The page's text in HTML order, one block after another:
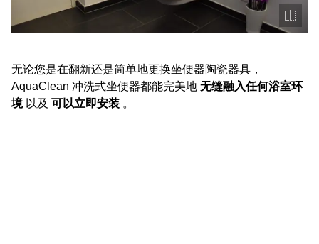
无论您是在翻新还是简单地更换坐便器陶瓷器具，
AquaClean 冲洗式坐便器都能完美地 无缝融入任何浴室环
境以及 可以立即安装 。